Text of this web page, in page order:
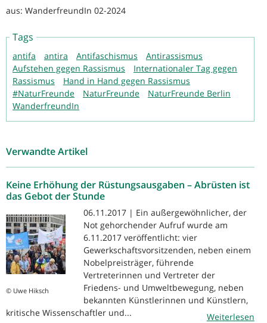
aus: WanderfreundIn 02-2024
Tags
antifa antira Antifaschismus
Antirassismus
Aufstehen gegen Rassismus
Internationaler Tag gegen
Rassismus
Hand in Hand gegen Rassismus
#NaturFreunde
NaturFreunde
NaturFreunde Berlin
WanderfreundIn
Verwandte Artikel
Keine Erhöhung der Rüstungsausgaben – Abrüsten ist
das Gebot der Stunde
© Uwe Hiksch
06.11.2017 | Ein außergewöhnlicher, der
Not gehorchender Aufruf wurde am
6.11.2017 veröffentlicht: vier
Gewerkschaftsvorsitzenden, neben einem
Nobelpreisträger, führende
Vertreterinnen und Vertreter der
Friedens- und Umweltbewegung, neben
bekannten Künstlerinnen und Künstlern,
kritische Wissenschaftler und...
Weiterlesen